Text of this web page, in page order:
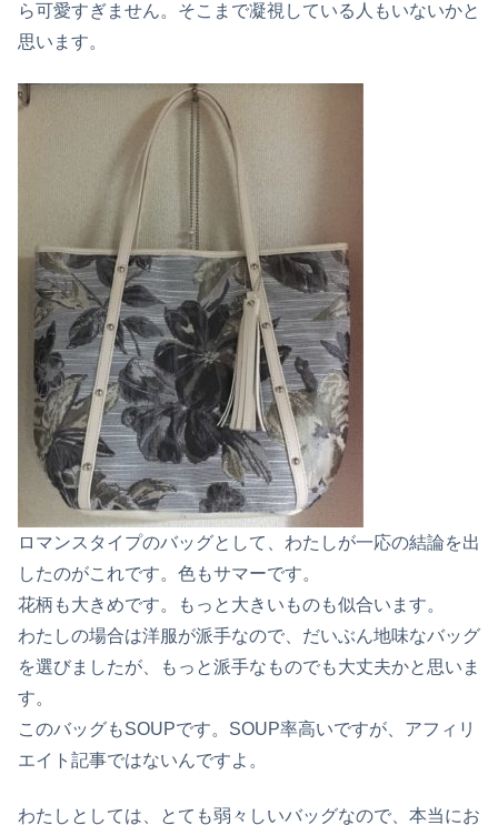
ら可愛すぎません。そこまで凝視している人もいないかと
思います。
ロマンスタイプのバッグとして、わたしが一応の結論を出
したのがこれです。色もサマーです。
花柄も大きめです。もっと大きいものも似合います。
わたしの場合は洋服が派手なので、だいぶん地味なバッグ
を選びましたが、もっと派手なものでも大丈夫かと思いま
す。
このバッグもSOUPです。SOUP率高いですが、アフィリ
エイト記事ではないんですよ。
わたしとしては、とても弱々しいバッグなので、本当にお